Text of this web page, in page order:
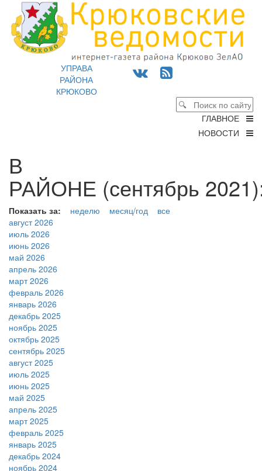
УПРАВА
РАЙОНА
КРЮКОВО
ГЛАВНОЕ
НОВОСТИ
В
РАЙОНЕ (сентябрь
Показать за: неделю месяц/год
все
август 2026
июль 2026
июнь 2026
май 2026
апрель 2026
март 2026
февраль 2026
январь 2026
декабрь 2025
ноябрь 2025
октябрь 2025
сентябрь 2025
август 2025
июль 2025
июнь 2025
май 2025
апрель 2025
март 2025
февраль 2025
январь 2025
декабрь 2024
ноябрь 2024